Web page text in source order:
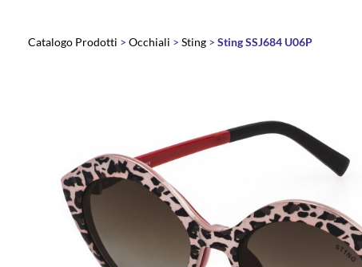
Catalogo Prodotti > Occhiali > Sting > Sting SSJ684 U06P